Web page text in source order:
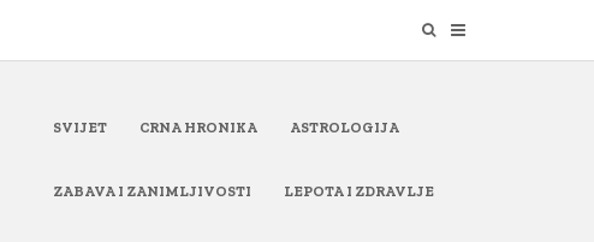
SVIJET CRNA HRONIKA ASTROLOGIJA
ZABAVA I ZANIMLJIVOSTI LEPOTA I ZDRAVLJE